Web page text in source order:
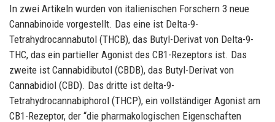
In zwei Artikeln wurden von italienischen Forschern 3 neue
Cannabinoide vorgestellt. Das eine ist Delta-9-
Tetrahydrocannabutol (THCB), das Butyl-Derivat von Delta-9-
THC, das ein partieller Agonist des CB1-Rezeptors ist. Das
zweite ist Cannabidibutol (CBDB), das Butyl-Derivat von
Cannabidiol (CBD). Das dritte ist delta-9-
Tetrahydrocannabiphorol (THCP), ein vollständiger Agonist am
CB1-Rezeptor, der “die pharmakologischen Eigenschaften